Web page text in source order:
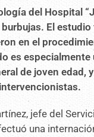
del Hospital
El
en el
es
de joven edad,
jefe del
una